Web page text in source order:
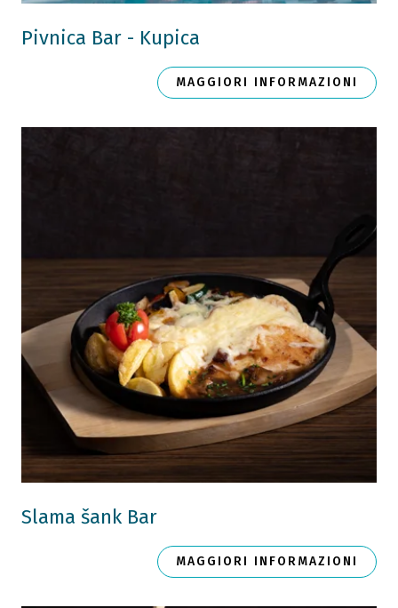
Pivnica Bar - Kupica
MAGGIORI INFORMAZIONI
Slama šank Bar
MAGGIORI INFORMAZIONI